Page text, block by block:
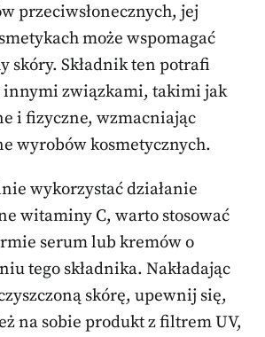
przeciwsłonecznych, jej
może wspomagać
skóry. Składnik ten potrafi
innymi związkami, takimi jak
i fizyczne, wzmacniając
wyrobów kosmetycznych.
wykorzystać działanie
witaminy C, warto stosować
serum lub kremów o
tego składnika. Nakładając
skórę, upewnij się,
na sobie produkt z filtrem UV,